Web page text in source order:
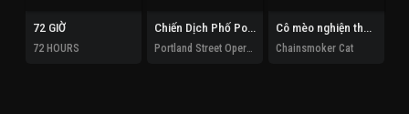
72 GIỜ
72 HOURS
Chiến Dịch Phố Portland Cô mèo nghiện thuốc lá
Chainsmoker Cat